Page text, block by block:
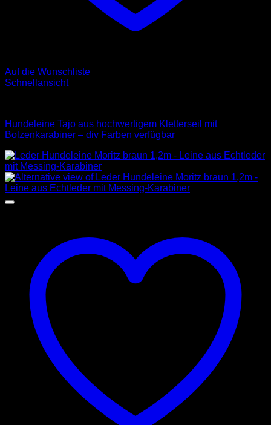
Auf die Wunschliste
Schnellansicht
Hundeleine Tajo aus hochwertigem Kletterseil mit
Bolzenkarabiner – div Farben verfügbar